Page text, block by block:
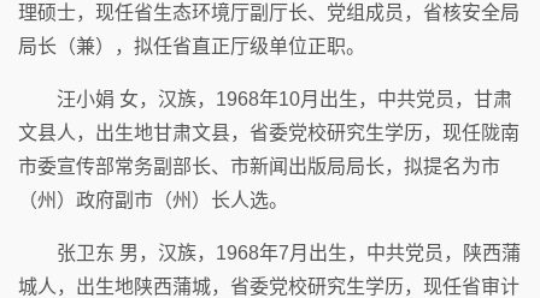
理硕士，现任省生态环境厅副厅长、党组成员，省核安全局
局长（兼），拟任省直正厅级单位正职。
汪小娟 女，汉族，1968年10月出生，中共党员，甘肃
文县人，出生地甘肃文县，省委党校研究生学历，现任陇南
市委宣传部常务副部长、市新闻出版局局长，拟提名为市
（州）政府副市（州）长人选。
张卫东 男，汉族，1968年7月出生，中共党员，陕西蒲
城人，出生地陕西蒲城，省委党校研究生学历，现任省审计